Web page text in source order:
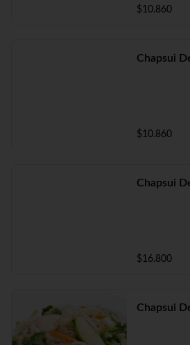
$10.860
Chapsui
$10.860
Chapsui
$16.800
Chapsui